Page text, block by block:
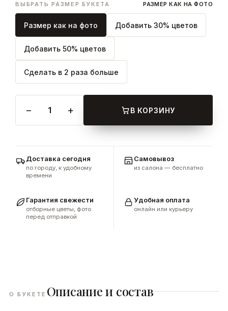
ВЫБРАТЬ РАЗМЕР БУКЕТА РАЗМЕР КАК НА ФОТО
Размер как на фото Добавить 30% цветов
Добавить 50% цветов
Сделать в 2 раза больше
− 1 + В КОРЗИНУ
Доставка сегодня
по городу, к удобному
времени
Самовывоз
из салона — бесплатно
Гарантия свежести
отборные цветы, фото
перед отправкой
Удобная оплата
онлайн или курьеру
О БУКЕТЕ Описание и состав